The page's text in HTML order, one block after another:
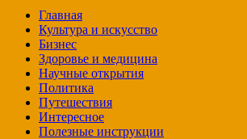
Главная
Культура и искусство
Бизнес
Здоровье и медицина
Научные открытия
Политика
Путешествия
Интересное
Полезные инструкции